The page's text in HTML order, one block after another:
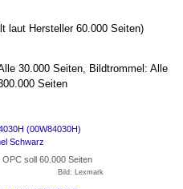
laut Hersteller 60.000 Seiten)
30.000 Seiten, Bildtrommel: Alle
Seiten
OPC soll 60.000 Seiten
Bild: Lexmark